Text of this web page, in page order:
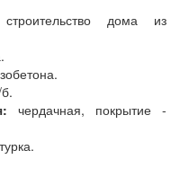
дома из
чердачная, покрытие -